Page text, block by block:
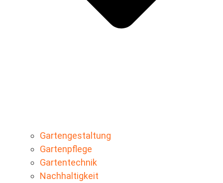
Gartengestaltung
Gartenpflege
Gartentechnik
Nachhaltigkeit